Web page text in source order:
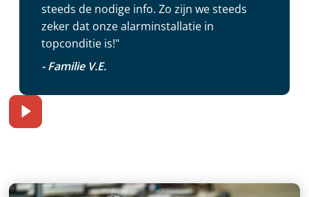
steeds de nodige info. Zo zijn we steeds
zeker dat onze alarminstallatie in
topconditie is!"
- Familie V.E.